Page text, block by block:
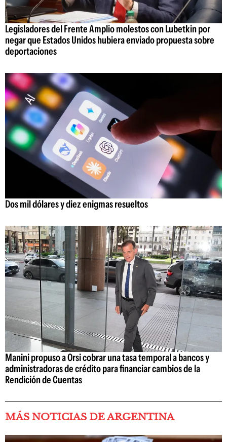
Legisladores del Frente Amplio molestos con Lubetkin por
negar que Estados Unidos hubiera enviado propuesta sobre
deportaciones
Dos mil dólares y diez enigmas resueltos
Manini propuso a Orsi cobrar una tasa temporal a bancos y
administradoras de crédito para financiar cambios de la
Rendición de Cuentas
MÁS NOTICIAS DE ARGENTINA